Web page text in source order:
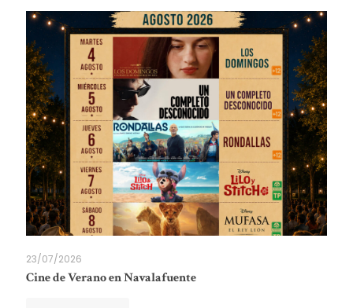
23/07/2026
Cine de Verano en Navalafuente